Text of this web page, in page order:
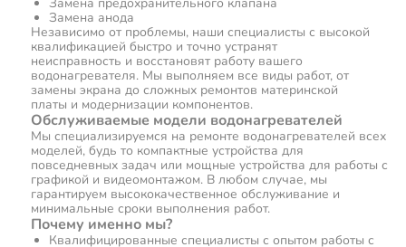
Замена анода
Независимо от проблемы, наши специалисты с высокой
квалификацией быстро и точно устранят
неисправность и восстановят работу вашего
водонагревателя. Мы выполняем все виды работ, от
замены экрана до сложных ремонтов материнской
платы и модернизации компонентов.
Обслуживаемые модели водонагревателей
Мы специализируемся на ремонте водонагревателей всех
моделей, будь то компактные устройства для
повседневных задач или мощные устройства для работы с
графикой и видеомонтажом. В любом случае, мы
гарантируем высококачественное обслуживание и
минимальные сроки выполнения работ.
Почему именно мы?
Квалифицированные специалисты с опытом работы с